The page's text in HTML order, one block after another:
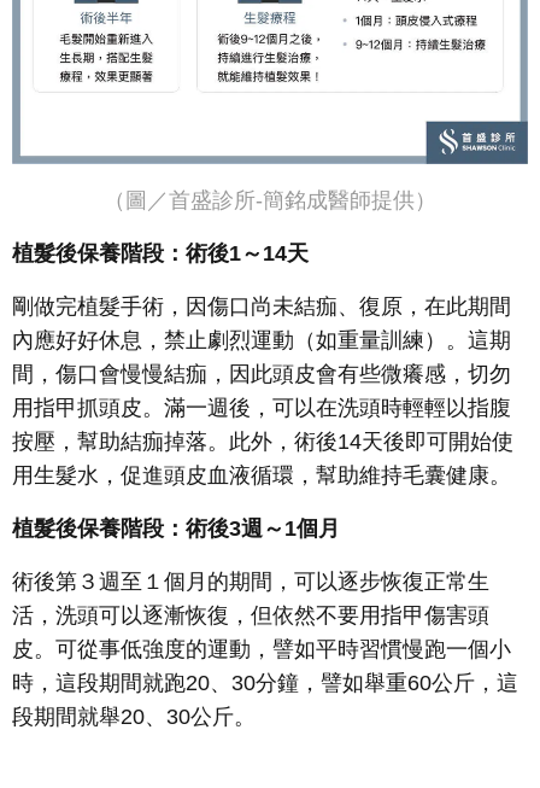
（圖／首盛診所-簡銘成醫師提供）
植髮後保養階段：術後1～14天
剛做完植髮手術，因傷口尚未結痂、復原，在此期間
內應好好休息，禁止劇烈運動（如重量訓練）。這期
間，傷口會慢慢結痂，因此頭皮會有些微癢感，切勿
用指甲抓頭皮。滿一週後，可以在洗頭時輕輕以指腹
按壓，幫助結痂掉落。此外，術後14天後即可開始使
用生髮水，促進頭皮血液循環，幫助維持毛囊健康。
植髮後保養階段：術後3週～1個月
術後第３週至１個月的期間，可以逐步恢復正常生
活，洗頭可以逐漸恢復，但依然不要用指甲傷害頭
皮。可從事低強度的運動，譬如平時習慣慢跑一個小
時，這段期間就跑20、30分鐘，譬如舉重60公斤，這
段期間就舉20、30公斤。